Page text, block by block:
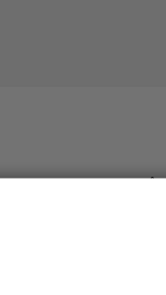
din företagssida på
Helt